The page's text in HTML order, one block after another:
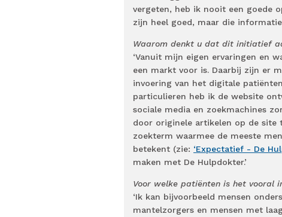
vergeten, heb ik nooit een goede
zijn heel goed, maar die
Waarom denkt u dat dit initiatief
‘Vanuit mijn eigen ervaringen en
een markt voor is. Daarbij zijn er
invoering van het digitale
particulieren heb ik de website
sociale media en zoekmachines
door originele artikelen op de site
zoekterm waarmee de meeste
betekent (zie: ‘Expectatief - De
maken met De Hulpdokter.’
Voor welke patiënten is het vooral
‘Ik kan bijvoorbeeld mensen
mantelzorgers en mensen met